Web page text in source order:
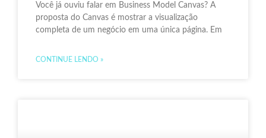
Você já ouviu falar em Business Model Canvas? A
proposta do Canvas é mostrar a visualização
completa de um negócio em uma única página. Em
CONTINUE LENDO »